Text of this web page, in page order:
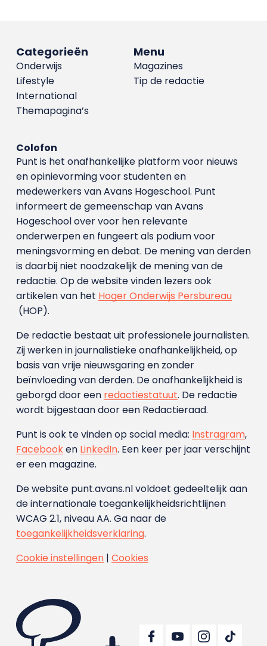
Menu
Magazines
Tip de redactie
Categorieën
Onderwijs
Lifestyle
International
Themapagina’s
Colofon
Punt is het onafhankelijke platform voor nieuws
en opinievorming voor studenten en
medewerkers van Avans Hoge­school. Punt
informeert de gemeenschap van Avans
Hogeschool over voor hen relevante
onderwerpen en fungeert als podium voor
meningsvorming en debat. De mening van derden
is daarbij niet noodzakelijk de mening van de
redactie. Op de website vinden lezers ook
artikelen van het Hoger Onderwijs Persbureau
(HOP).
De redactie bestaat uit professionele journalisten.
Zij werken in journalistieke onafhankelijkheid, op
basis van vrije nieuwsgaring en zonder
beïnvloeding van derden. De onafhankelijkheid is
geborgd door een redactiestatuut. De redactie
wordt bijgestaan door een Redactieraad.
Punt is ook te vinden op social media: Instragram,
Facebooken LinkedIn. Een keer per jaar verschijnt
er een magazine.
De website punt.avans.nl voldoet gedeeltelijk aan
de internationale toegankelijkheidsrichtlijnen
WCAG 2.1, niveau AA. Ga naar de
toegankelijkheidsverklaring.
Cookie instellingen| Cookies